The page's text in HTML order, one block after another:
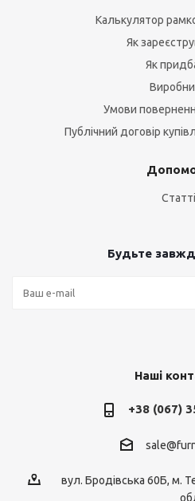
Калькулятор
Як
Як
Умови
Публічний договір
Статті
Будьте
Наші
+38 (067)
вул. Бродівська 60Б, м.